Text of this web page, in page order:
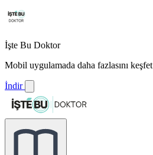
İşte Bu Doktor
Mobil uygulamada daha fazlasını keşfet
İndir